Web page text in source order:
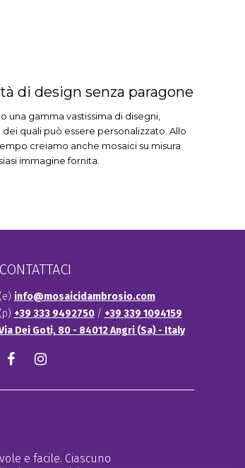
di design senza paragone
una gamma vastissima di disegni,
quali può essere personalizzato. Allo
creiamo anche mosaici su misura
immagine fornita.
CONTATTACI
(e) info@mosaicidambrosio.com
(p) +39 333 9492750 / +39 339 1094159
Dei Goti, 80 - 84012 Angri (Sa) - Italy
Facebook
e facile. Ciascuno